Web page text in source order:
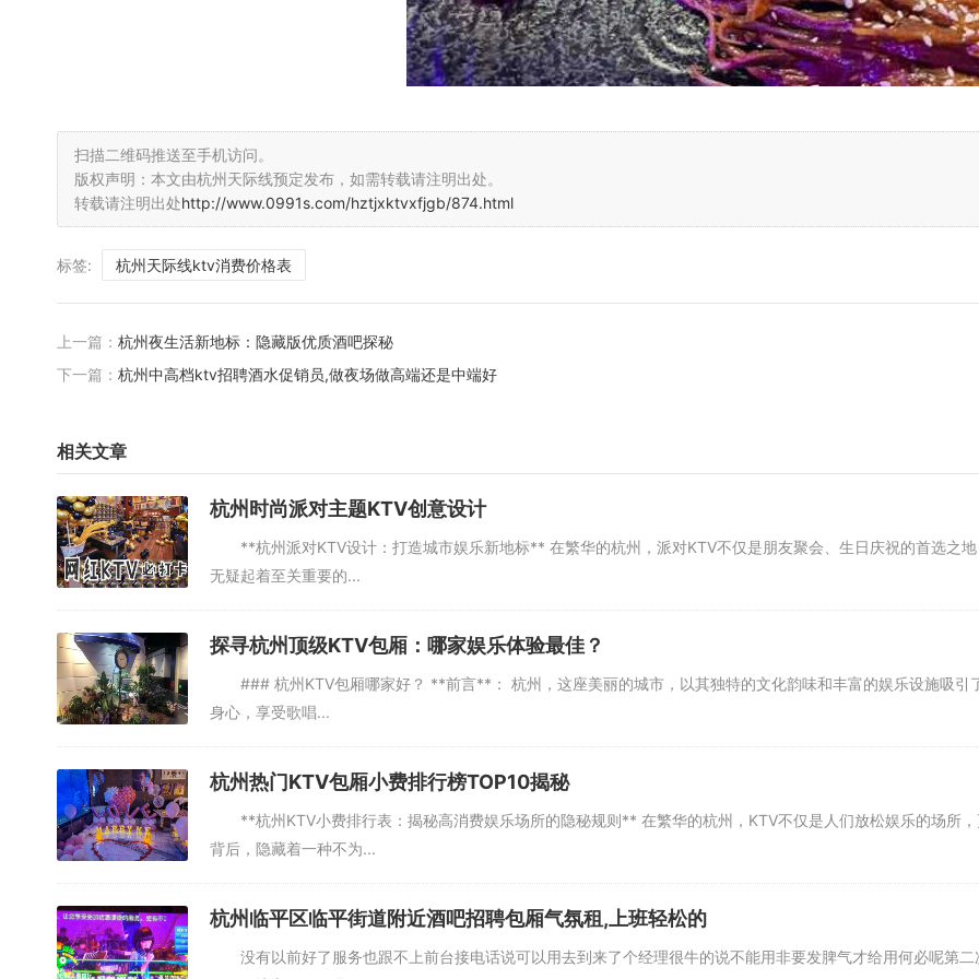
扫描二维码推送至手机访问。
版权声明：本文由杭州天际线预定发布，如需转载请注明出处。
转载请注明出处http://www.0991s.com/hztjxktvxfjgb/874.html
标签: 杭州天际线ktv消费价格表
上一篇： 杭州夜生活新地标：隐藏版优质酒吧探秘
下一篇： 杭州中高档ktv招聘酒水促销员,做夜场做高端还是中端好
相关文章
杭州时尚派对主题KTV创意设计
**杭州派对KTV设计：打造城市娱乐新地标** 在繁华的杭州，派对KTV不仅是朋友聚会、生日庆祝的首选之
无疑起着至关重要的...
探寻杭州顶级KTV包厢：哪家娱乐体验最佳？
### 杭州KTV包厢哪家好？ **前言**： 杭州，这座美丽的城市，以其独特的文化韵味和丰富的娱乐设施吸引
身心，享受歌唱...
杭州热门KTV包厢小费排行榜TOP10揭秘
**杭州KTV小费排行表：揭秘高消费娱乐场所的隐秘规则** 在繁华的杭州，KTV不仅是人们放松娱乐的场所
背后，隐藏着一种不为...
杭州临平区临平街道附近酒吧招聘包厢气氛租,上班轻松的
没有以前好了服务也跟不上前台接电话说可以用去到来了个经理很牛的说不能用非要发脾气才给用何必呢第